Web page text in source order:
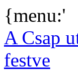
{menu:'
A Csap
festve